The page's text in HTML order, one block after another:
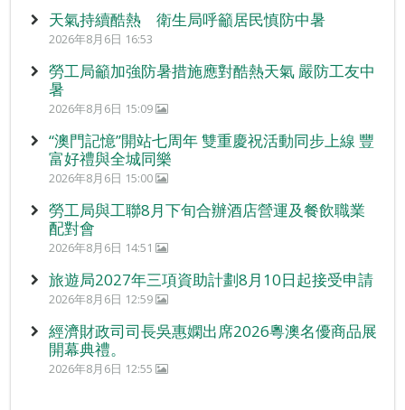
天氣持續酷熱 衛生局呼籲居民慎防中暑
2026年8月6日 16:53
勞工局籲加強防暑措施應對酷熱天氣 嚴防工友中
暑
2026年8月6日 15:09
“澳門記憶”開站七周年 雙重慶祝活動同步上線 豐
富好禮與全城同樂
2026年8月6日 15:00
勞工局與工聯8月下旬合辦酒店營運及餐飲職業
配對會
2026年8月6日 14:51
旅遊局2027年三項資助計劃8月10日起接受申請
2026年8月6日 12:59
經濟財政司司長吳惠嫻出席2026粵澳名優商品展
開幕典禮。
2026年8月6日 12:55